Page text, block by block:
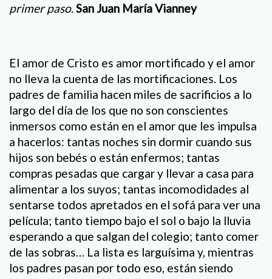
primer paso.San Juan María Vianney
El amor de Cristo es amor mortificado y el amor
no lleva la cuenta de las mortificaciones. Los
padres de familia hacen miles de sacrificios a lo
largo del día de los que no son conscientes
inmersos como están en el amor que les impulsa
a hacerlos: tantas noches sin dormir cuando sus
hijos son bebés o están enfermos; tantas
compras pesadas que cargar y llevar a casa para
alimentar a los suyos; tantas incomodidades al
sentarse todos apretados en el sofá para ver una
película; tanto tiempo bajo el sol o bajo la lluvia
esperando a que salgan del colegio; tanto comer
de las sobras… La lista es larguísima y, mientras
los padres pasan por todo eso, están siendo